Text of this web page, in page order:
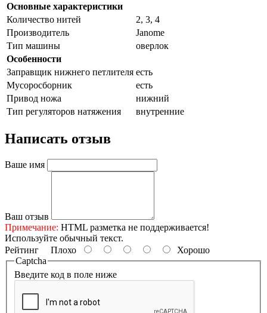
Основные характеристики
Количество нитей
2, 3, 4
Производитель
Janome
Тип машины
оверлок
Особенности
Заправщик нижнего петлителя есть
Мусоросборник
есть
Привод ножа
нижний
Тип регуляторов натяжения
внутренние
Написать отзыв
Ваше имя
Ваш отзыв
Примечание: HTML разметка не поддерживается!
Используйте обычный текст.
Рейтинг Плохо
Хорошо
Captcha
Введите код в поле ниже